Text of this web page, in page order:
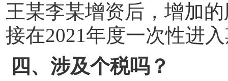
王某李某增资后，增加
接在2021年度一次性进
四、涉及个税吗？